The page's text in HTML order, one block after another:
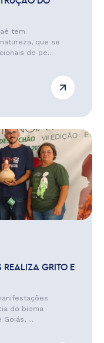
tem
que se
de pe...
REALIZA GRITO E
do bioma
...